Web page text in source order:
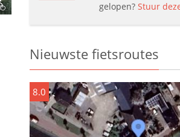
gelopen? Stuur
Nieuwste fietsroutes
8.0